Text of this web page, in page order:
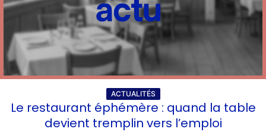
ACTUALITÉS
Le restaurant éphémère : quand la table
devient tremplin vers l’emploi